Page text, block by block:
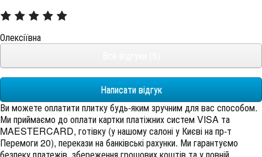
Олексіївна
Написати відгук
Ви можете оплатити плитку будь-яким зручним для вас способом.
Ми приймаємо до оплати картки платіжних систем VISA та
MAESTERCARD, готівку (у нашому салоні у Києві на пр-т
Перемоги 20), перекази на банківські рахунки. Ми гарантуємо
безпеку платежів, збереження грошових коштів та у повній